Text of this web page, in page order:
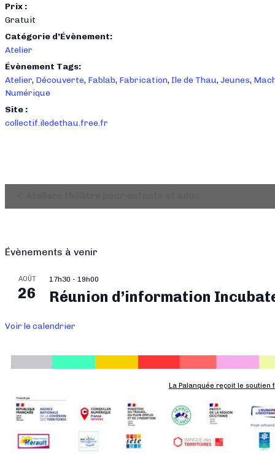
Prix :
Gratuit
Catégorie d’Évènement:
Atelier
Évènement Tags:
Atelier, Découverte, Fablab, Fabrication, Ile de Thau,Jeunes,
Numérique
Site :
collectif.iledethau.free.fr
Évènement
Évènements à venir
AOÛT
26
17h30 - 19h00
Réunion d’information
Voir le calendrier
La Palanquée reçoit le soutien